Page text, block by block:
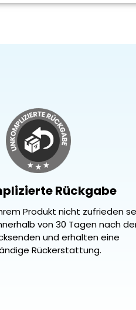
Rückgabe
Produkt nicht zufrieden
von 30 Tagen nach
und erhalten eine
Rückerstattung.